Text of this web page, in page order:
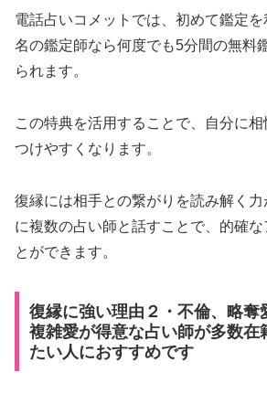
電話占いコメットでは、初めて鑑定
名の鑑定師なら何度でも5分間の無料
られます。
この特典を活用することで、自分に
つけやすくなります。
復縁には相手との繋がりを読み解く
に複数の占い師と話すことで、的確な
とができます。
復縁に強い理由２・不倫、略奪
複雑愛が得意な占い師が多数在
たい人におすすめです